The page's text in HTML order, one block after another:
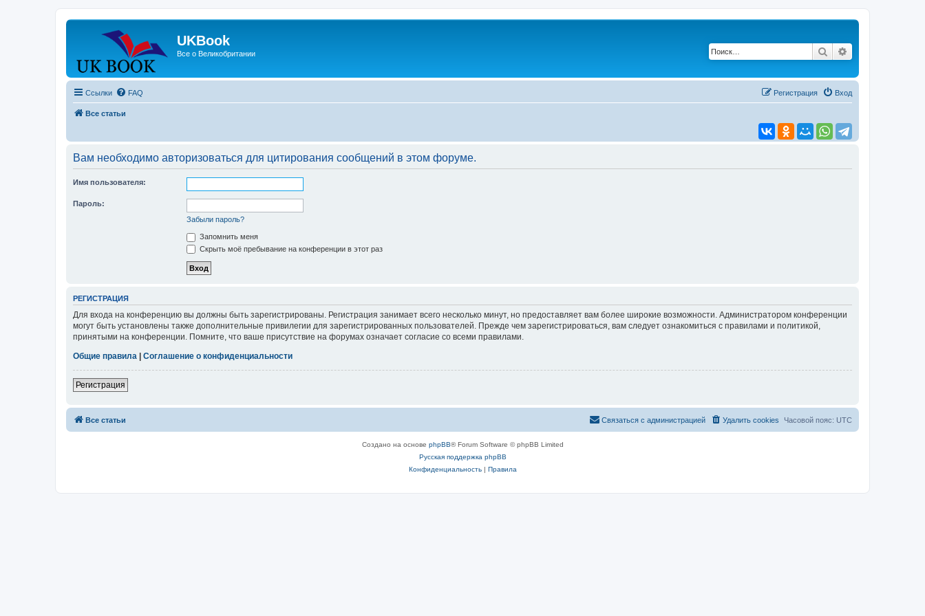
UKBook
Все о Великобритании Поиск
Ссылки FAQ Вход
Регистрация
Все статьи
Вам необходимо авторизоваться для цитирования сообщений в этом форуме.
Имя пользователя:
Пароль:
Забыли пароль?
Запомнить меня
Скрыть моё пребывание на конференции в этот раз
РЕГИСТРАЦИЯ
Для входа на конференцию вы должны быть зарегистрированы. Регистрация занимает всего несколько минут, но предоставляет вам более широкие возможности. Администратором конференции
могут быть установлены также дополнительные привилегии для зарегистрированных пользователей. Прежде чем зарегистрироваться, вам следует ознакомиться с правилами и политикой,
принятыми на конференции. Помните, что ваше присутствие на форумах означает согласие со всеми правилами.
Общие правила | Соглашение о конфиденциальности
Регистрация
Все статьи Часовой пояс: UTC
Удалить cookies
Связаться с администрацией
Создано на основе phpBB® Forum Software © phpBB Limited
Русская поддержка phpBB
Конфиденциальность| Правила